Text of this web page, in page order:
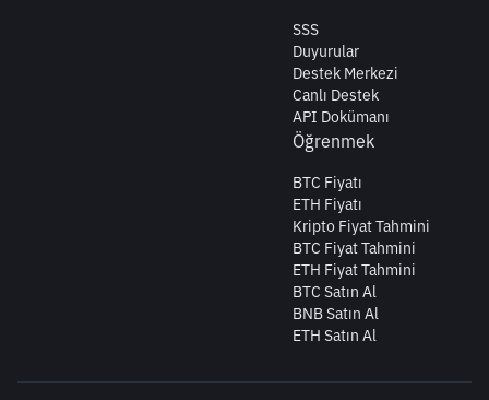
SSS
Duyurular
Destek Merkezi
Canlı Destek
API Dokümanı
Öğrenmek
BTC Fiyatı
ETH Fiyatı
Kripto Fiyat Tahmini
BTC Fiyat Tahmini
ETH Fiyat Tahmini
BTC Satın Al
BNB Satın Al
ETH Satın Al